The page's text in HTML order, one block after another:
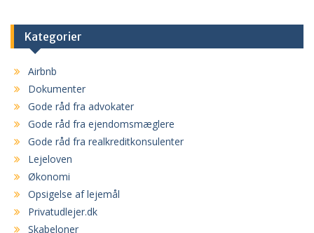
Kategorier
Airbnb
Dokumenter
Gode råd fra advokater
Gode råd fra ejendomsmæglere
Gode råd fra realkreditkonsulenter
Lejeloven
Økonomi
Opsigelse af lejemål
Privatudlejer.dk
Skabeloner